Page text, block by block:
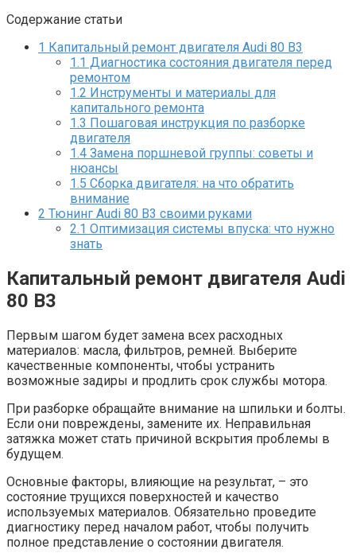
Содержание статьи
1 Капитальный ремонт двигателя Audi 80 B3
1.1 Диагностика состояния двигателя перед
ремонтом
1.2 Инструменты и материалы для
капитального ремонта
1.3 Пошаговая инструкция по разборке
двигателя
1.4 Замена поршневой группы: советы и
нюансы
1.5 Сборка двигателя: на что обратить
внимание
2 Тюнинг Audi 80 B3 своими руками
2.1 Оптимизация системы впуска: что нужно
знать
Капитальный ремонт двигателя Audi
80 B3
Первым шагом будет замена всех расходных
материалов: масла, фильтров, ремней. Выберите
качественные компоненты, чтобы устранить
возможные задиры и продлить срок службы мотора.
При разборке обращайте внимание на шпильки и болты.
Если они повреждены, замените их. Неправильная
затяжка может стать причиной вскрытия проблемы в
будущем.
Основные факторы, влияющие на результат, – это
состояние трущихся поверхностей и качество
используемых материалов. Обязательно проведите
диагностику перед началом работ, чтобы получить
полное представление о состоянии двигателя.